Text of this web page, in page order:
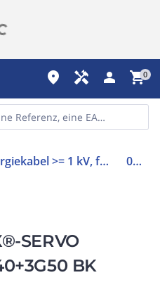
place handyman person shopping_cart0
Energiekabel >= 1 kV, für ortsveränderlichen Einsatz 0036453
SERVO
BK